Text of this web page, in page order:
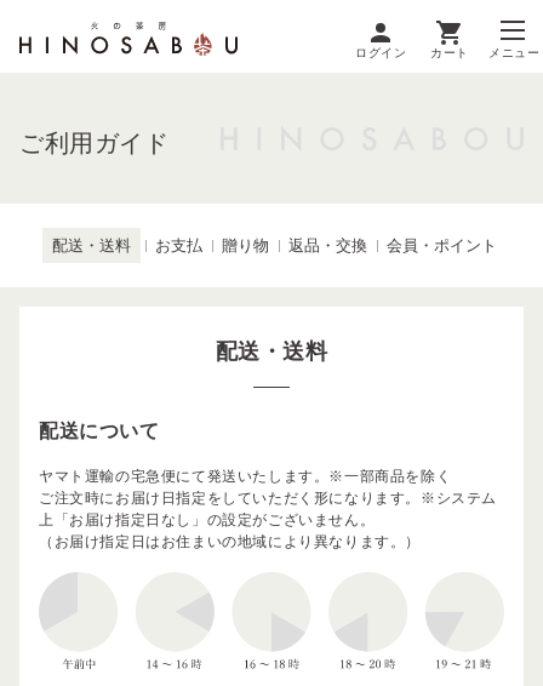
ログイン カート メニュー
ご利用ガイド
配送・送料 お支払 贈り物 返品・交換 会員・ポイント
配送・送料
配送について
ヤマト運輸の宅急便にて発送いたします。※一部商品を除く
ご注文時にお届け日指定をしていただく形になります。※システム
上「お届け指定日なし」の設定がございません。
（お届け指定日はお住まいの地域により異なります。）